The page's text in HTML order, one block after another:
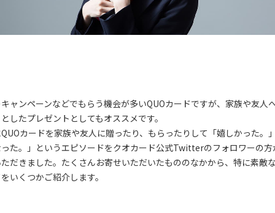
ャンペーンなどでもらう機会が多いQUOカードですが、家族や友人
したプレゼントとしてもオススメです。
カードを家族や友人に贈ったり、もらったりして「嬉しかった。
た。」というエピソードをクオカード公式Twitterのフォロワーの方
だきました。たくさんお寄せいただいたもののなかから、特に素敵
いくつかご紹介します。